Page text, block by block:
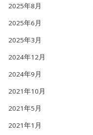
2025年8月
2025年6月
2025年3月
2024年12月
2024年9月
2021年10月
2021年5月
2021年1月